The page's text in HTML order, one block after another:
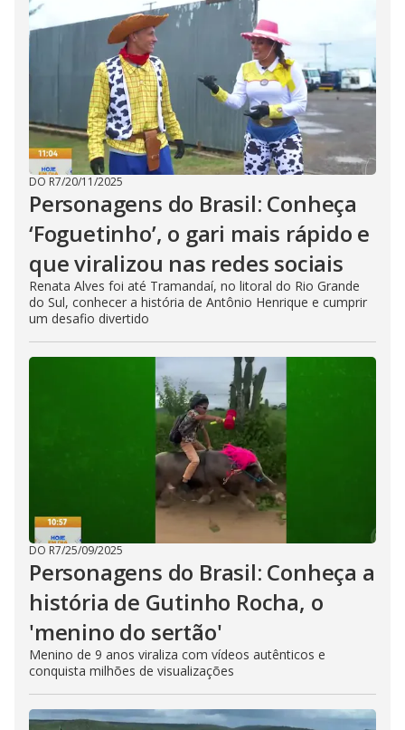
DO R7/20/11/2025
Personagens do Brasil: Conheça
‘Foguetinho’, o gari mais rápido e
que viralizou nas redes sociais
Renata Alves foi até Tramandaí, no litoral do Rio Grande
do Sul, conhecer a história de Antônio Henrique e cumprir
um desafio divertido
DO R7/25/09/2025
Personagens do Brasil: Conheça a
história de Gutinho Rocha, o
'menino do sertão'
Menino de 9 anos viraliza com vídeos autênticos e
conquista milhões de visualizações